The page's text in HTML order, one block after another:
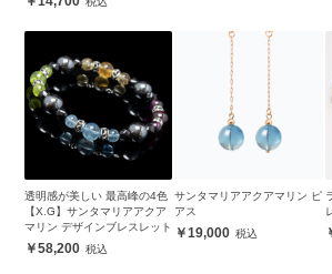
透明感が美しい 最高峰の4色
【X.G】サンタマリアアクア
マリン デザインブレスレット
58,200
サンタマリアアクアマリン ピ
アス
19,000